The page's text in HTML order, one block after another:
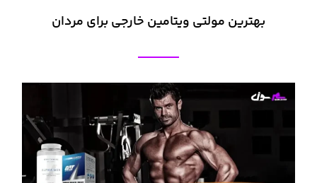
بهترین مولتی ویتامین خارجی برای مردان